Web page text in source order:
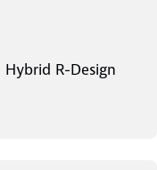
R-Design